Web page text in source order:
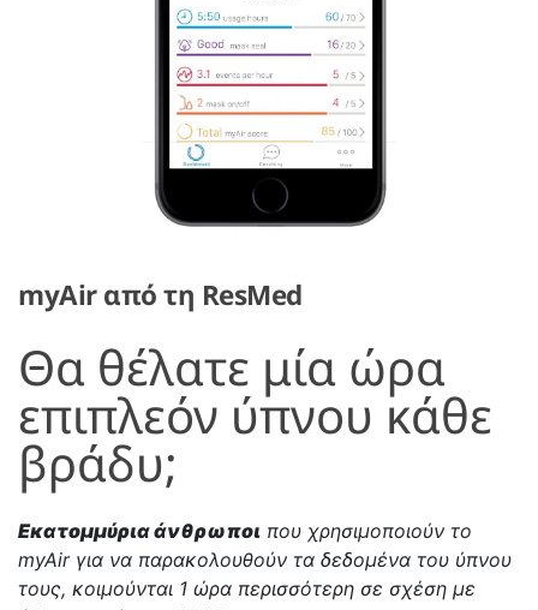
myAir από τη ResMed
Θα θέλατε μία ώρα
επιπλεόν ύπνου κάθε
βράδυ;
Εκατομμύρια άνθρωποι που χρησιμοποιούν το
myAir για να παρακολουθούν τα δεδομένα του ύπνου
τους, κοιμούνται 1 ώρα περισσότερη σε σχέση με